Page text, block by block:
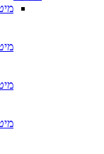
מיטה
מיטה
מיטה